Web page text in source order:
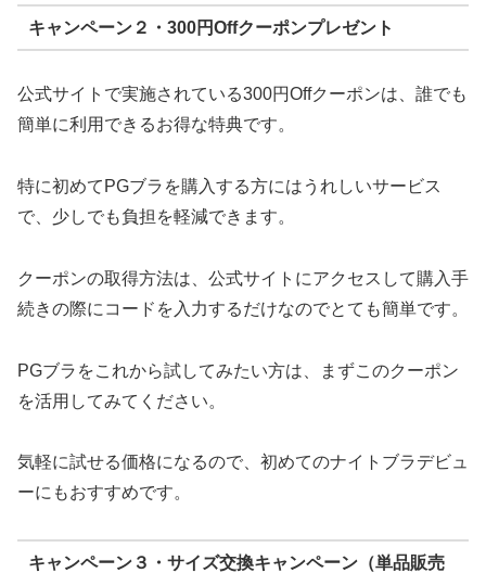
キャンペーン２・300円Offクーポンプレゼント
公式サイトで実施されている300円Offクーポンは、誰でも
簡単に利用できるお得な特典です。
特に初めてPGブラを購入する方にはうれしいサービス
で、少しでも負担を軽減できます。
クーポンの取得方法は、公式サイトにアクセスして購入手
続きの際にコードを入力するだけなのでとても簡単です。
PGブラをこれから試してみたい方は、まずこのクーポン
を活用してみてください。
気軽に試せる価格になるので、初めてのナイトブラデビュ
ーにもおすすめです。
キャンペーン３・サイズ交換キャンペーン（単品販売